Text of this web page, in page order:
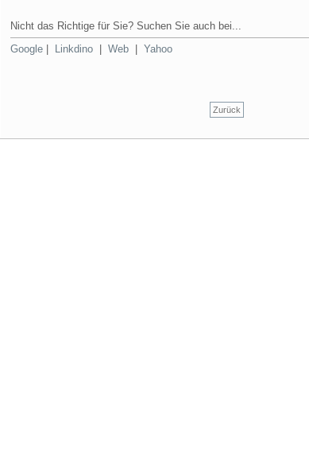
Nicht das Richtige für Sie? Suchen Sie auch bei...
Google
Linkdino Web Yahoo
Zurück